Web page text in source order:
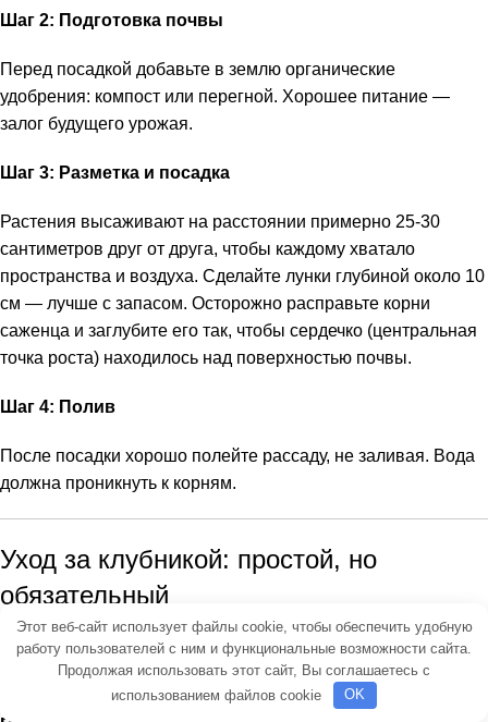
Шаг 2: Подготовка почвы
Перед посадкой добавьте в землю органические
удобрения: компост или перегной. Хорошее питание —
залог будущего урожая.
Шаг 3: Разметка и посадка
Растения высаживают на расстоянии примерно 25-30
сантиметров друг от друга, чтобы каждому хватало
пространства и воздуха. Сделайте лунки глубиной около 10
см — лучше с запасом. Осторожно расправьте корни
саженца и заглубите его так, чтобы сердечко (центральная
точка роста) находилось над поверхностью почвы.
Шаг 4: Полив
После посадки хорошо полейте рассаду, не заливая. Вода
должна проникнуть к корням.
Уход за клубникой: простой, но
обязательный
Вырастить клубнику — это как ухаживать за маленьким
другом. Вот пара лайфхаков:
Этот веб-сайт использует файлы cookie, чтобы обеспечить удобную
работу пользователей с ним и функциональные возможности сайта.
Продолжая использовать этот сайт, Вы соглашаетесь с
использованием файлов cookie
OK